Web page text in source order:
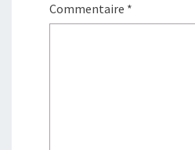
Commentaire *